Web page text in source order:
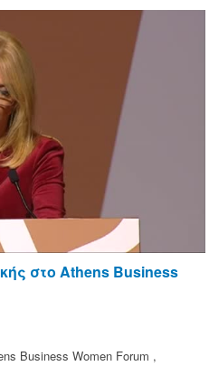
στο Athens Business
Business Women Forum ,